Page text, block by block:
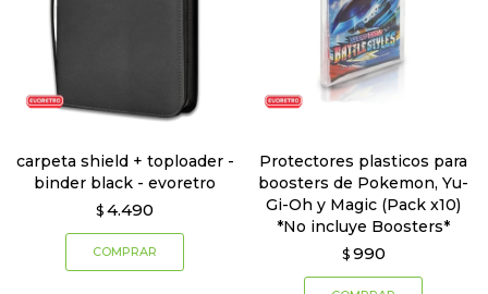
carpeta shield + toploader -
binder black - evoretro
$ 4.490
Protectores plasticos para
boosters de Pokemon, Yu-
Gi-Oh y Magic (Pack x10)
*No incluye Boosters*
$ 990